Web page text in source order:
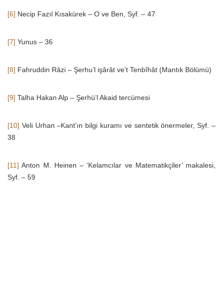
[6] Necip Fazıl Kısakürek – O ve Ben, Syf. – 47
[7] Yunus – 36
[8] Fahruddin Râzi – Şerhu’l işârât ve’t Tenbîhât (Mantık Bölümü)
[9] Talha Hakan Alp – Şerhü’l Akaid tercümesi
[10] Veli Urhan –Kant’ın bilgi kuramı ve sentetik önermeler, Syf. –
38
[11] Anton M. Heinen – ‘Kelamcılar ve Matematikçiler’ makalesi,
Syf. – 59